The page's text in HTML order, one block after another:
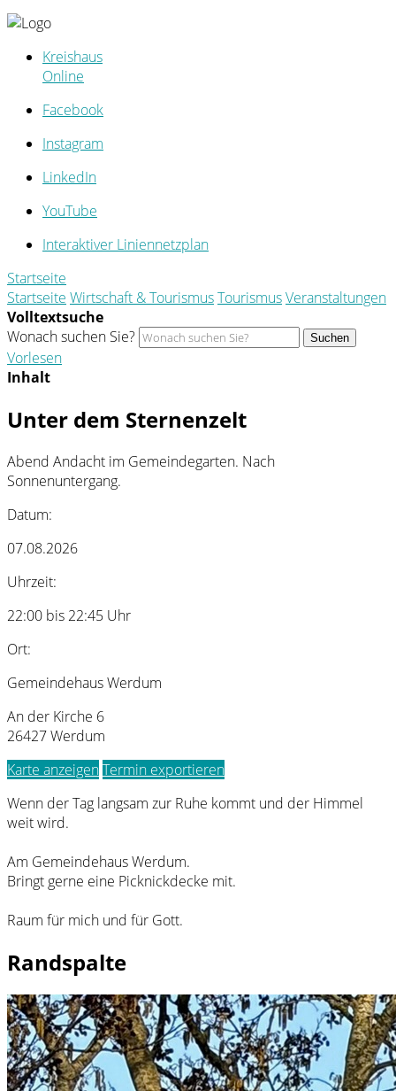
Kreishaus
Online
Facebook
Instagram
LinkedIn
YouTube
Interaktiver Liniennetzplan
Startseite
Startseite Wirtschaft & TourismusTourismusVeranstaltungen
Volltextsuche
Wonach suchen Sie?
Suchen
Vorlesen
Inhalt
Unter dem Sternenzelt
Abend Andacht im Gemeindegarten. Nach
Sonnenuntergang.
Datum:
07.08.2026
Uhrzeit:
22:00 bis 22:45 Uhr
Ort:
Gemeindehaus Werdum
An der Kirche 6
26427 Werdum
Karte anzeigenTermin exportieren
Wenn der Tag langsam zur Ruhe kommt und der Himmel
weit wird.
Am Gemeindehaus Werdum.
Bringt gerne eine Picknickdecke mit.
Raum für mich und für Gott.
Randspalte